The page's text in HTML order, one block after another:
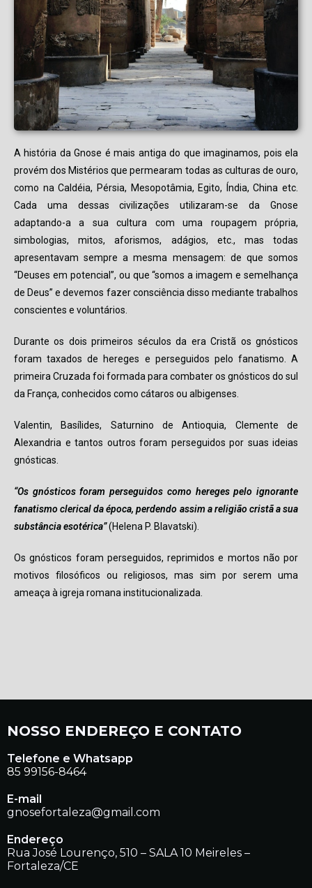
A história da Gnose é mais antiga do que imaginamos, pois ela
provém dos Mistérios que permearam todas as culturas de ouro,
como na Caldéia, Pérsia, Mesopotâmia, Egito, Índia, China etc.
Cada uma dessas civilizações utilizaram-se da Gnose
adaptando-a a sua cultura com uma roupagem própria,
simbologias, mitos, aforismos, adágios, etc., mas todas
apresentavam sempre a mesma mensagem: de que somos
“Deuses em potencial”, ou que “somos a imagem e semelhança
de Deus” e devemos fazer consciência disso mediante trabalhos
conscientes e voluntários.
Durante os dois primeiros séculos da era Cristã os gnósticos
foram taxados de hereges e perseguidos pelo fanatismo. A
primeira Cruzada foi formada para combater os gnósticos do sul
da França, conhecidos como cátaros ou albigenses.
Valentin, Basílides, Saturnino de Antioquia, Clemente de
Alexandria e tantos outros foram perseguidos por suas ideias
gnósticas.
“Os gnósticos foram perseguidos como hereges pelo ignorante
fanatismo clerical da época, perdendo assim a religião cristã a sua
substância esotérica”(Helena P. Blavatski).
Os gnósticos foram perseguidos, reprimidos e mortos não por
motivos filosóficos ou religiosos, mas sim por serem uma
ameaça à igreja romana institucionalizada.
NOSSO ENDEREÇO E CONTATO
Telefone e Whatsapp
85 99156-8464
E-mail
gnosefortaleza@gmail.com
Endereço
Rua José Lourenço, 510 – SALA 10 Meireles –
Fortaleza/CE